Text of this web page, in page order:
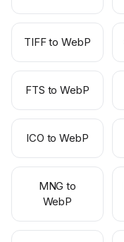
TIFF to WebP
FTS to WebP
ICO to WebP
MNG to
WebP